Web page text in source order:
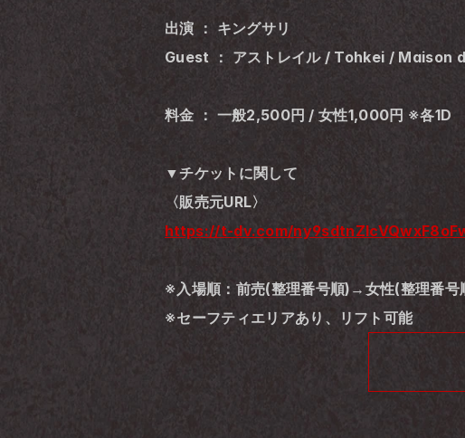
出演 ： キングサリ
Guest ： アストレイル / Tohkei / Maison
料金 ： 一般2,500円 / 女性1,000円 ※各1D
▼チケットに関して
〈販売元URL〉
https://t-dv.com/
※入場順：前売(整理番号順)→女性(整理番号
※セーフティエリアあり、リフト可能